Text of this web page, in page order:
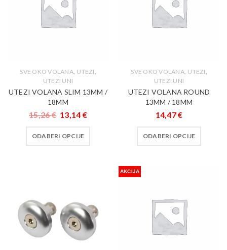
SVE OKO VOLANA, UTEZI,
UTEZI UNI
UTEZI VOLANA SLIM 13MM /
18MM
15,26€ 13,14 €
ODABERI OPCIJE
SVE OKO VOLANA, UTEZI,
UTEZI UNI
UTEZI VOLANA ROUND
13MM / 18MM
14,47€
ODABERI OPCIJE
AKCIJA